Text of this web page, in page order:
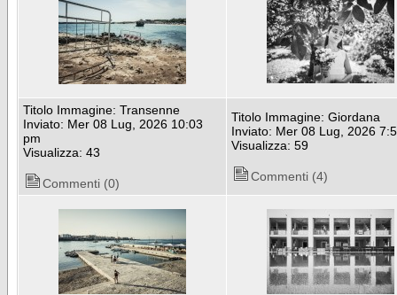
Titolo Immagine: Transenne
Inviato: Mer 08 Lug, 2026 10:03
pm
Visualizza: 43
Commenti (0)
Titolo Immagine: Giordana
Inviato: Mer 08 Lug, 2026
Visualizza: 59
Commenti (4)